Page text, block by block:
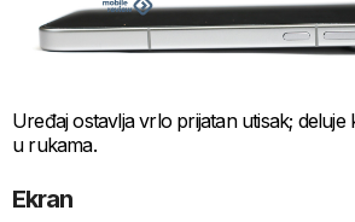
Uređaj ostavlja vrlo prijatan utisak; deluje
u rukama.
Ekran